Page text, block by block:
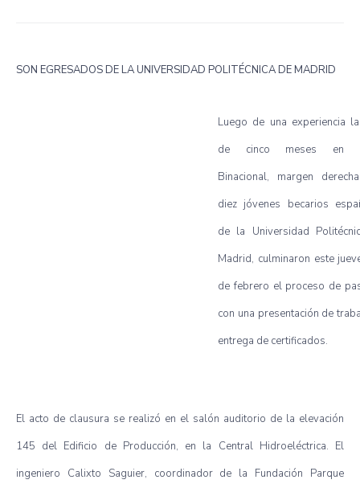
SON EGRESADOS DE LA UNIVERSIDAD POLITÉCNICA DE MADRID
Luego de una experiencia
de cinco meses en
Binacional, margen
diez jóvenes becarios
de la Universidad
Madrid, culminaron este
de febrero el proceso de
con una presentación de
entrega de certificados.
El acto de clausura se realizó en el salón auditorio de la elevación
145 del Edificio de Producción, en la Central Hidroeléctrica. El
ingeniero Calixto Saguier, coordinador de la Fundación Parque